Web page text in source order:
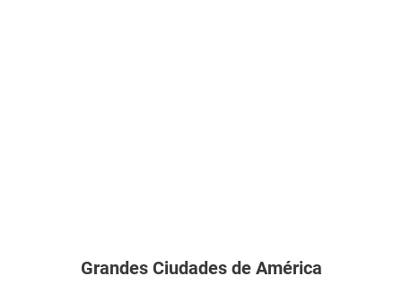
Grandes Ciudades de América